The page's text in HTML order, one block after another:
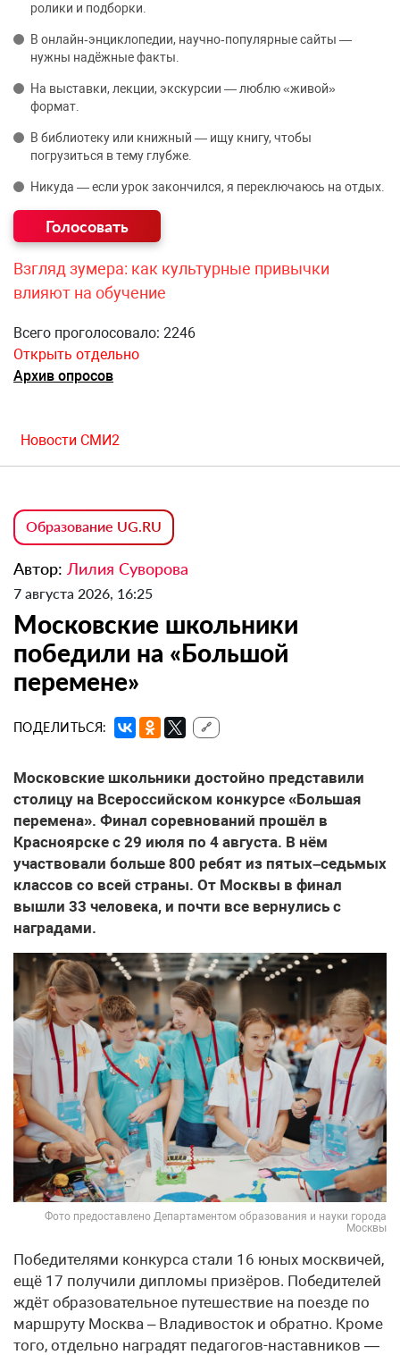
ролики и подборки.
В онлайн‑энциклопедии, научно‑популярные сайты —
нужны надёжные факты.
На выставки, лекции, экскурсии — люблю «живой»
формат.
В библиотеку или книжный — ищу книгу, чтобы
погрузиться в тему глубже.
Никуда — если урок закончился, я переключаюсь на отдых.
Взгляд зумера: как культурные привычки
влияют на обучение
Всего проголосовало: 2246
Открыть отдельно
Архив опросов
Новости СМИ2
Образование UG.RU
Автор: Лилия Суворова
7 августа 2026, 16:25
Московские школьники
победили на «Большой
перемене»
ПОДЕЛИТЬСЯ: 🔗
Московские школьники достойно представили
столицу на Всероссийском конкурсе «Большая
перемена». Финал соревнований прошёл в
Красноярске с 29 июля по 4 августа. В нём
участвовали больше 800 ребят из пятых–седьмых
классов со всей страны. От Москвы в финал
вышли 33 человека, и почти все вернулись с
наградами.
Фото предоставлено Департаментом образования и науки города
Москвы
Победителями конкурса стали 16 юных москвичей,
ещё 17 получили дипломы призёров. Победителей
ждёт образовательное путешествие на поезде по
маршруту Москва – Владивосток и обратно. Кроме
того, отдельно наградят педагогов-наставников —